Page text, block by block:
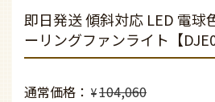
即日発送 傾斜対応 LED 電球
ーリングファンライト【
通常価格 ¥104,060